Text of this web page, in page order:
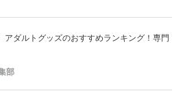
アダルトグッズのおすすめランキング！専門
部